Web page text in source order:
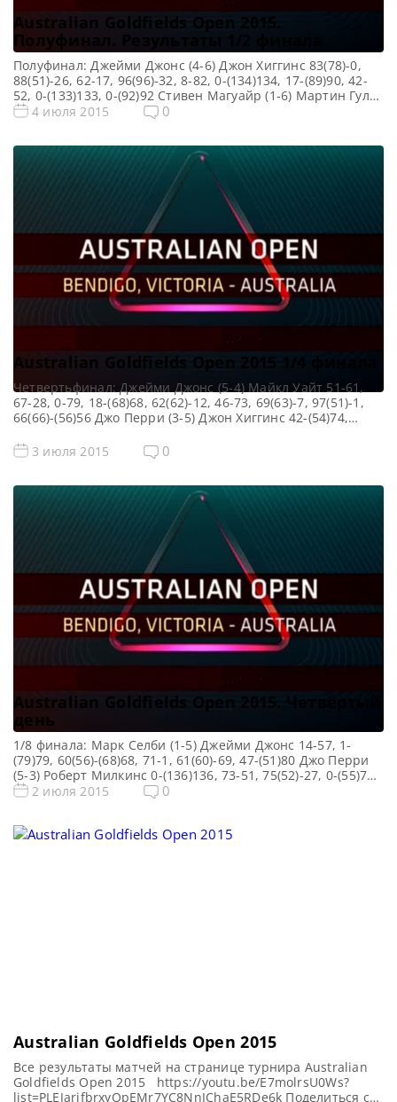
Australian Goldfields Open 2015.
Полуфинал. Результаты 1/2 финала
Полуфинал: Джейми Джонс (4-6) Джон Хиггинс 83(78)-0,
88(51)-26, 62-17, 96(96)-32, 8-82, 0-(134)134, 17-(89)90, 42-
52, 0-(133)133, 0-(92)92 Стивен Магуайр (1-6) Мартин Гулд
41-(54)80, 1-(82)82, 8-(87)87, 16-63, 69(61)-5, 1-91, 0-(100)100
134, 133 Джейми Джонс — […]
4 июля 2015 0
Australian Goldfields Open 2015 1/4 финала
Четвертьфинал: Джейми Джонс (5-4) Майкл Уайт 51-61,
67-28, 0-79, 18-(68)68, 62(62)-12, 46-73, 69(63)-7, 97(51)-1,
66(66)-(56)56 Джо Перри (3-5) Джон Хиггинс 42-(54)74,
34-(51)67 Джадд Трамп (1-5) Стивен Магуайр 52-(62)62,
59(52)-66, 10-71, 99(51)-0, 69(69)-83, 48-79 Мартин Гулд (5-
127(72)-0 Сенчури: Рики Уолден — 142 […]
3 июля 2015 0
Australian Goldfields Open 2015. Четвёртый
день
1/8 финала: Марк Селби (1-5) Джейми Джонс 14-57, 1-
(79)79, 60(56)-(68)68, 71-1, 61(60)-69, 47-(51)80 Джо Перри
(5-3) Роберт Милкинс 0-(136)136, 73-51, 75(52)-27, 0-(55)74,
56-66, 57-6, 100(51)-32, 66-50 Мартин Гулд (5-3) Майкл
76(55)-1, 73(53)-48, 104-4, 108(98)-5, 28-60, 65-41 Марк
2 июля 2015 0
Australian Goldfields Open 2015
Все результаты матчей на странице турнира Australian
Goldfields Open 2015 https://youtu.be/E7molrsU0Ws?
list=PLEJarifbrxyOpEMr7YC8NnJChaE5RDe6k Поделиться с